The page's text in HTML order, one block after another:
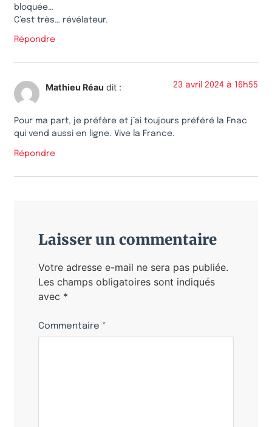
bloquée…
C’est très… révélateur.
Répondre
Mathieu Réau dit : 23 avril 2024 à 16h55
Pour ma part, je préfère et j’ai toujours préféré la Fnac
qui vend aussi en ligne. Vive la France.
Répondre
Laisser un commentaire
Votre adresse e-mail ne sera pas publiée.
Les champs obligatoires sont indiqués
avec *
Commentaire *